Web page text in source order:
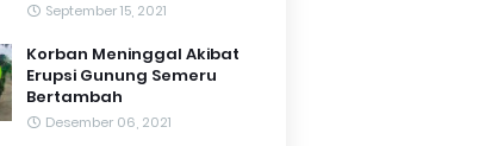
September 15, 2021
Korban Meninggal Akibat
Erupsi Gunung Semeru
Bertambah
Desember 06, 2021